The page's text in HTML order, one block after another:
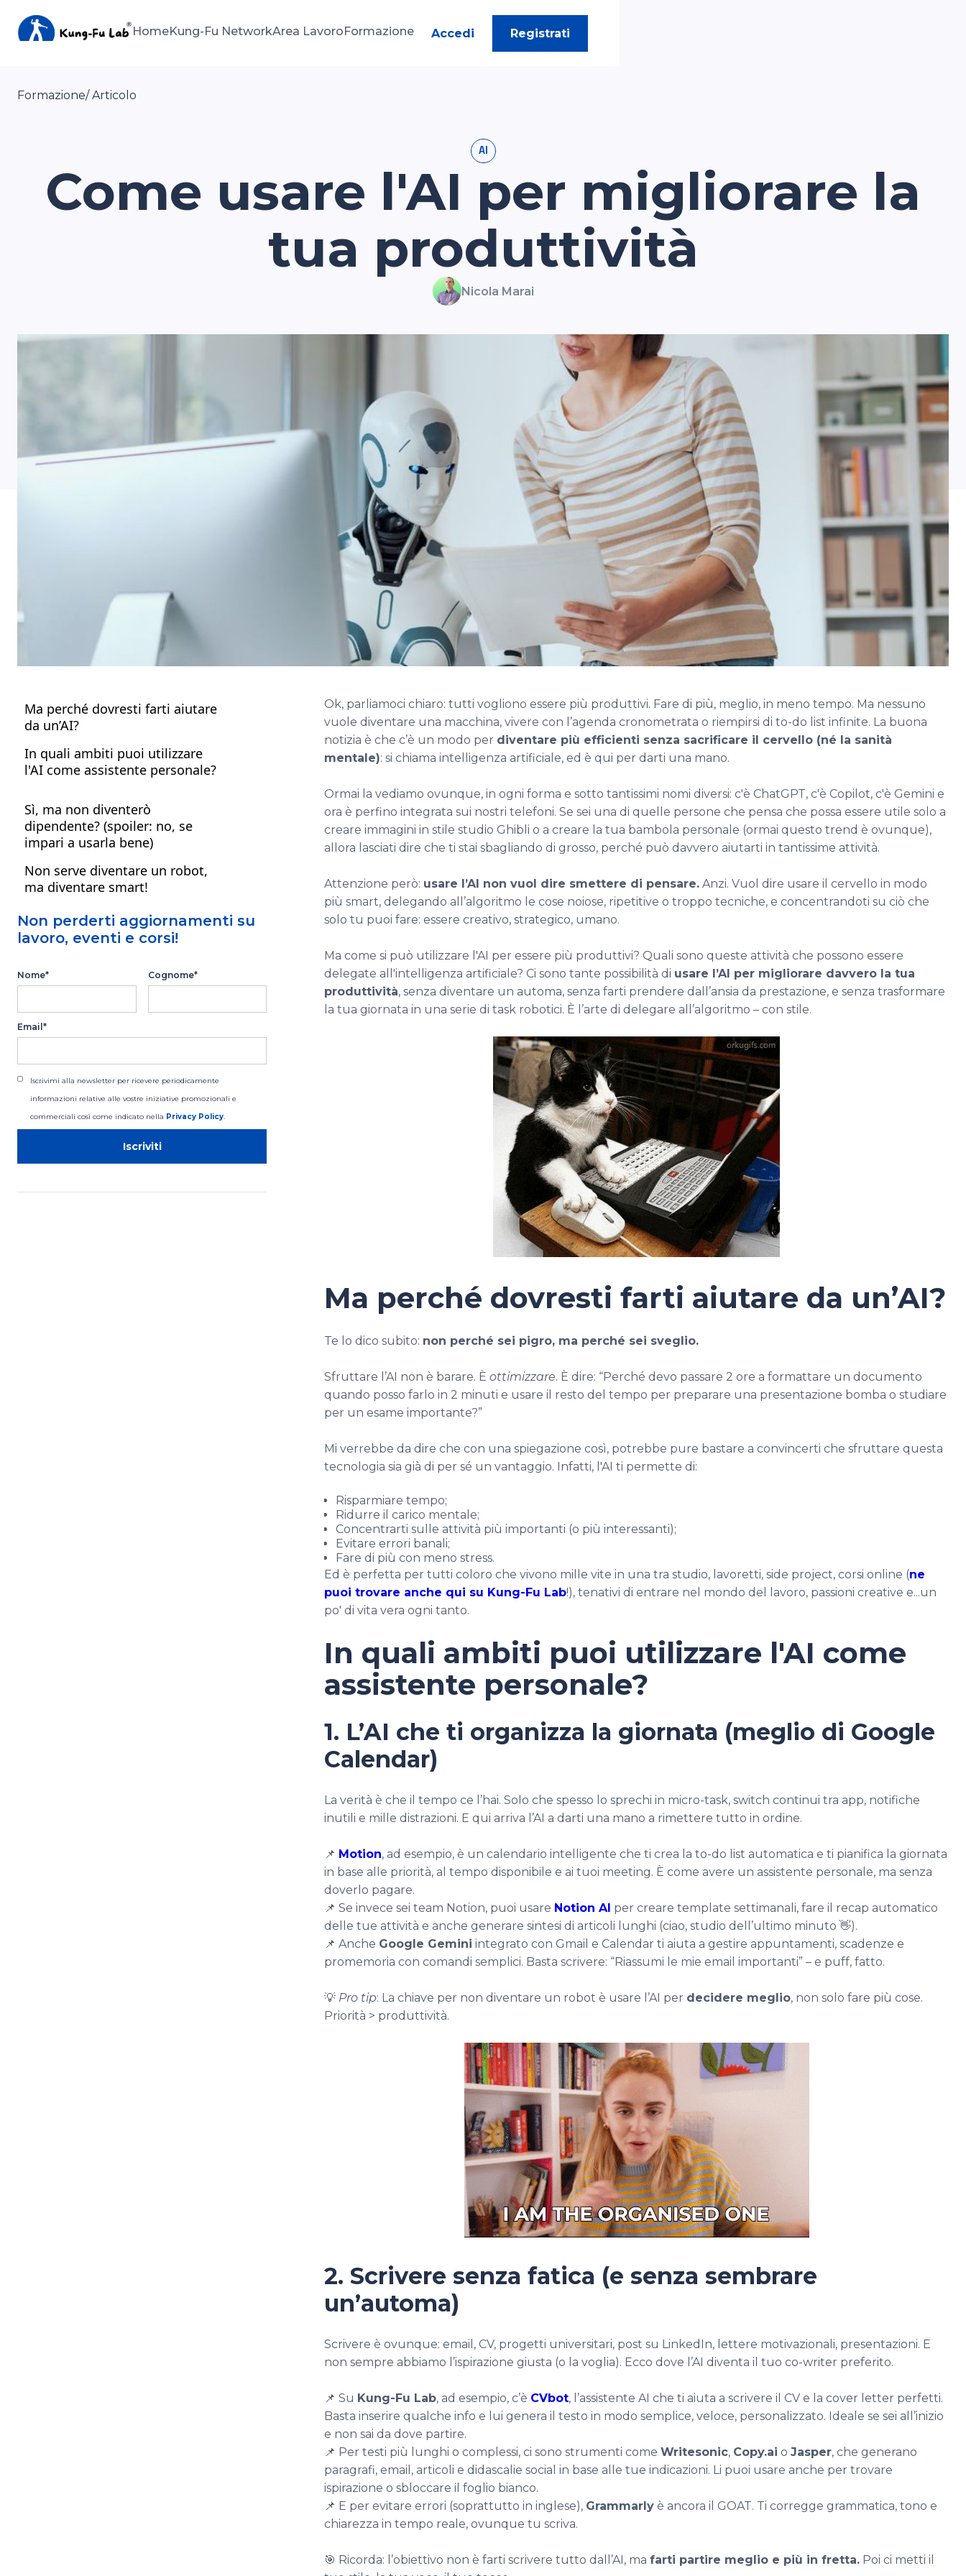
HomeKung-Fu NetworkArea LavoroFormazione Accedi Registrati
Formazione/ Articolo
AI
Come usare l'AI per migliorare la
tua produttività
Nicola Marai
Ma perché dovresti farti aiutare
da un’AI?
In quali ambiti puoi utilizzare
l'AI come assistente personale?
1. L’AI che ti organizza la giornata
(meglio di Google Calendar)
2. Scrivere senza fatica (e senza
3. Studiare (meglio), capire (più in
venire l’ansia)
4. Lavorare (o creare) senza
Sì, ma non diventerò
dipendente? (spoiler: no, se
impari a usarla bene)
Non serve diventare un robot,
ma diventare smart!
Non perderti aggiornamenti su
lavoro, eventi e corsi!
Nome* Cognome*
Email*
Iscrivimi alla newsletter per ricevere periodicamente
informazioni relative alle vostre iniziative promozionali e
commerciali così come indicato nella Privacy Policy.
Ok, parliamoci chiaro: tutti vogliono essere più produttivi. Fare di più, meglio, in meno tempo. Ma nessuno
vuole diventare una macchina, vivere con l’agenda cronometrata o riempirsi di to-do list infinite. La buona
notizia è che c’è un modo per diventare più efficienti senza sacrificare il cervello (né la sanità
mentale): si chiama intelligenza artificiale, ed è qui per darti una mano.
Ormai la vediamo ovunque, in ogni forma e sotto tantissimi nomi diversi: c'è ChatGPT, c'è Copilot, c'è Gemini e
ora è perfino integrata sui nostri telefoni. Se sei una di quelle persone che pensa che possa essere utile solo a
creare immagini in stile studio Ghibli o a creare la tua bambola personale (ormai questo trend è ovunque),
allora lasciati dire che ti stai sbagliando di grosso, perché può davvero aiutarti in tantissime attività.
Attenzione però: usare l’AI non vuol dire smettere di pensare. Anzi. Vuol dire usare il cervello in modo
più smart, delegando all’algoritmo le cose noiose, ripetitive o troppo tecniche, e concentrandoti su ciò che
solo tu puoi fare: essere creativo, strategico, umano.
Ma come si può utilizzare l'AI per essere più produttivi? Quali sono queste attività che possono essere
delegate all'intelligenza artificiale? Ci sono tante possibilità di usare l’AI per migliorare davvero la tua
produttività, senza diventare un automa, senza farti prendere dall’ansia da prestazione, e senza trasformare
la tua giornata in una serie di task robotici. È l’arte di delegare all’algoritmo – con stile.
Ma perché dovresti farti aiutare da un’AI?
Te lo dico subito: non perché sei pigro, ma perché sei sveglio.
Sfruttare l’AI non è barare. Èottimizzare. È dire: “Perché devo passare 2 ore a formattare un documento
quando posso farlo in 2 minuti e usare il resto del tempo per preparare una presentazione bomba o studiare
per un esame importante?”
Mi verrebbe da dire che con una spiegazione così, potrebbe pure bastare a convincerti che sfruttare questa
tecnologia sia già di per sé un vantaggio. Infatti, l'AI ti permette di:
Risparmiare tempo;
Ridurre il carico mentale;
Concentrarti sulle attività più importanti (o più interessanti);
Evitare errori banali;
Fare di più con meno stress.
Ed è perfetta per tutti coloro che vivono mille vite in una tra studio, lavoretti, side project, corsi online (ne
puoi trovare anche qui su Kung-Fu Lab!), tenativi di entrare nel mondo del lavoro, passioni creative e...un
po' di vita vera ogni tanto.
In quali ambiti puoi utilizzare l'AI come
assistente personale?
1. L’AI che ti organizza la giornata (meglio di Google
Calendar)
La verità è che il tempo ce l’hai. Solo che spesso lo sprechi in micro-task, switch continui tra app, notifiche
inutili e mille distrazioni. E qui arriva l’AI a darti una mano a rimettere tutto in ordine.
📌 Motion, ad esempio, è un calendario intelligente che ti crea la to-do list automatica e ti pianifica la giornata
in base alle priorità, al tempo disponibile e ai tuoi meeting. È come avere un assistente personale, ma senza
doverlo pagare.
📌 Se invece sei team Notion, puoi usare Notion AI per creare template settimanali, fare il recap automatico
delle tue attività e anche generare sintesi di articoli lunghi (ciao, studio dell’ultimo minuto 👋).
📌 Anche Google Gemini integrato con Gmail e Calendar ti aiuta a gestire appuntamenti, scadenze e
promemoria con comandi semplici. Basta scrivere: “Riassumi le mie email importanti” – e puff, fatto.
💡 Pro tip: La chiave per non diventare un robot è usare l’AI per decidere meglio, non solo fare più cose.
Priorità > produttività.
2. Scrivere senza fatica (e senza sembrare
un’automa)
Scrivere è ovunque: email, CV, progetti universitari, post su LinkedIn, lettere motivazionali, presentazioni. E
non sempre abbiamo l’ispirazione giusta (o la voglia). Ecco dove l’AI diventa il tuo co-writer preferito.
📌 Su Kung-Fu Lab, ad esempio, c’è CVbot, l’assistente AI che ti aiuta a scrivere il CV e la cover letter perfetti.
Basta inserire qualche info e lui genera il testo in modo semplice, veloce, personalizzato. Ideale se sei all’inizio
e non sai da dove partire.
📌 Per testi più lunghi o complessi, ci sono strumenti comeWritesonic, Copy.ai oJasper, che generano
paragrafi, email, articoli e didascalie social in base alle tue indicazioni. Li puoi usare anche per trovare
ispirazione o sbloccare il foglio bianco.
📌 E per evitare errori (soprattutto in inglese), Grammarly è ancora il GOAT. Ti corregge grammatica, tono e
chiarezza in tempo reale, ovunque tu scriva.
🎯 Ricorda: l’obiettivo non è farti scrivere tutto dall’AI, mafarti partire meglio e più in fretta. Poi ci metti il